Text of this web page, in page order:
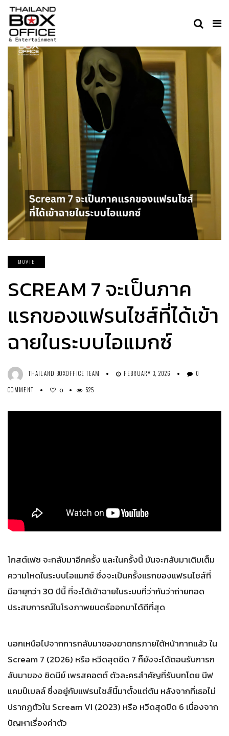
MOVIE
SCREAM 7 จะเป็นภาค
แรกของแฟรนไชส์ที่ได้เข้า
ฉายในระบบไอแมกซ์
THAILAND BOXOFFICE TEAM FEBRUARY 3, 2026
0
COMMENT
0 525
โกสต์เฟซ จะกลับมาอีกครั้ง และในครั้งนี้ มันจะกลับมาเติมเต็ม
ความโหดในระบบไอแมกซ์ ซึ่งจะเป็นครั้งแรกของแฟรนไชส์ที่
มีอายุกว่า 30 ปีนี้ ที่จะได้เข้าฉายในระบบที่ว่ากันว่าถ่ายทอด
ประสบการณ์ในโรงภาพยนตร์ออกมาได้ดีที่สุด
นอกเหนือไปจากการกลับมาของฆาตกรภายใต้หน้ากากแล้ว ใน
Scream 7 (2026) หรือ หวีดสุดขีด 7 ก็ยังจะได้ตอนรับการก
ลับมาของ ซิดนีย์ เพรสคอตต์ ตัวละครสำคัญที่รับบทโดย นีฟ
แคมป์เบลล์ ซึ่งอยู่กับแฟรนไชส์นี้มาตั้งแต่ต้น หลังจากที่เธอไม่
ปรากฏตัวใน Scream VI (2023) หรือ หวีดสุดขีด 6 เนื่องจาก
ปัญหาเรื่องค่าตัว